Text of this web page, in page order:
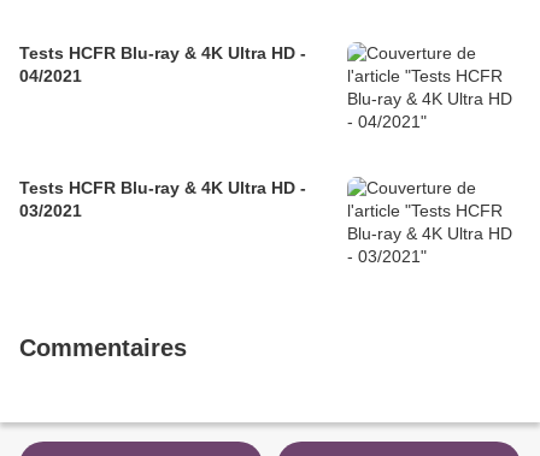
Tests HCFR Blu-ray & 4K Ultra HD -
04/2021
Tests HCFR Blu-ray & 4K Ultra HD -
03/2021
Commentaires